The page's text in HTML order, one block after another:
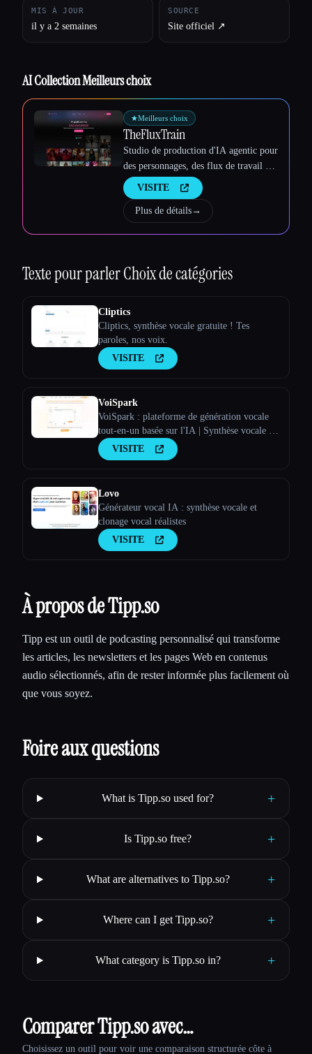
Esc
MIS À JOUR
il y a 2 semaines
SOURCE
Site officiel ↗︎
AI Collection Meilleurs choix
★Meilleurs choix
TheFluxTrain
Studio de production d'IA agentic pour
des personnages, des flux de travail et
des vidéos cohérents
VISITE
Plus de détails→
Texte pour parlerChoix de catégories
Cliptics
Cliptics, synthèse vocale gratuite ! Tes
paroles, nos voix.
VISITE
VoiSpark
VoiSpark : plateforme de génération vocale
tout-en-un basée sur l'IA | Synthèse vocale et
clonage vocal
VISITE
Lovo
Générateur vocal IA : synthèse vocale et
clonage vocal réalistes
VISITE
À propos de Tipp.so
Tipp est un outil de podcasting personnalisé qui transforme
les articles, les newsletters et les pages Web en contenus
audio sélectionnés, afin de rester informée plus facilement où
que vous soyez.
Foire aux questions
What is Tipp.so used for? +
Is Tipp.so free? +
What are alternatives to Tipp.so? +
Where can I get Tipp.so? +
What category is Tipp.so in? +
Comparer Tipp.so avec…
Choisissez un outil pour voir une comparaison structurée côte à